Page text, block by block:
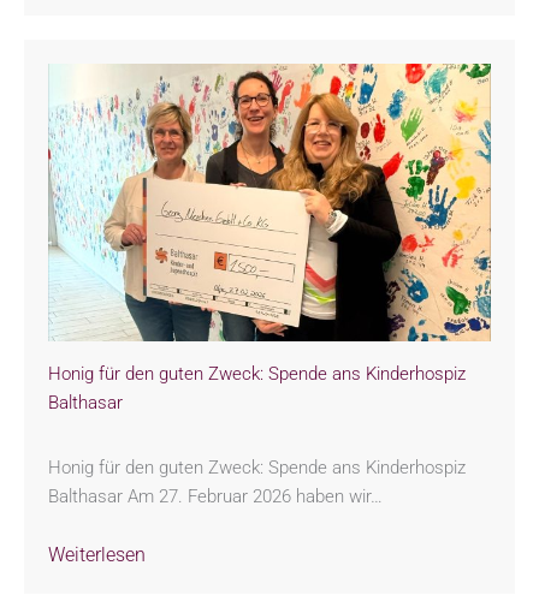
Honig für den guten Zweck: Spende ans Kinderhospiz
Balthasar
Honig für den guten Zweck: Spende ans Kinderhospiz
Balthasar Am 27. Februar 2026 haben wir…
Weiterlesen